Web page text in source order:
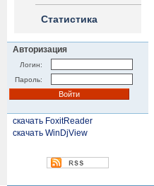
Статистика
Авторизация
Логин:
Пароль:
скачать FoxitReader
скачать WinDjView